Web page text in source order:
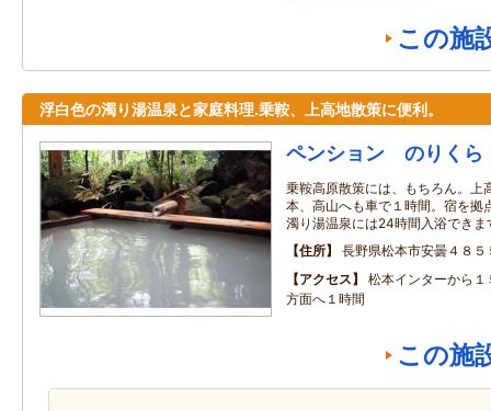
この施
浮白色の濁り湯温泉と家庭料理.乗鞍、上高地散策に便利。
ペンション のりくら
乗鞍高原散策には、もちろん。上
本、高山へも車で１時間。宿を拠
濁り湯温泉には24時間入浴できま
住所
長野県松本市安曇４８５
アクセス
松本インターから
方面へ１時間
この施